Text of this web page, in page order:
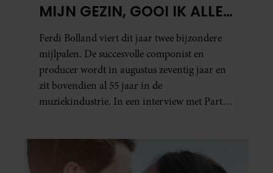
MIJN GEZIN, GOOI IK ALLES
UIT MIJN AGENDA”
Ferdi Bolland viert dit jaar twee bijzondere
mijlpalen. De succesvolle componist en
producer wordt in augustus zeventig jaar en
zit bovendien al 55 jaar in de
muziekindustrie. In een interview met Party
waar zijn prioriteiten tegenwoordig liggen:
zijn gezin.